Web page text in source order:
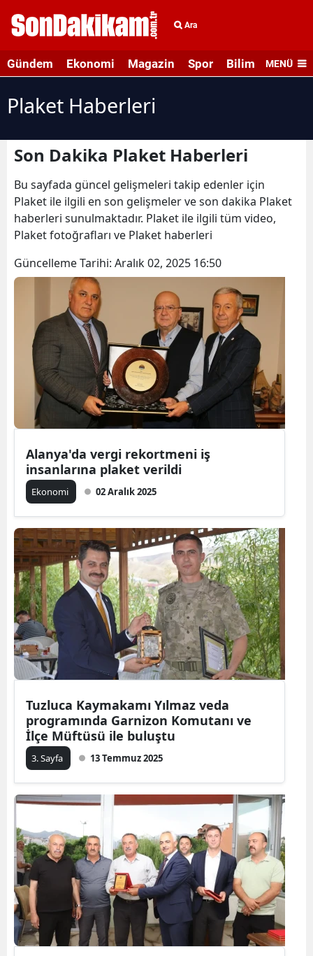
Ara
Gündem Ekonomi Magazin Spor Bilim veMENÜ
Plaket Haberleri
Son Dakika Plaket Haberleri
Bu sayfada güncel gelişmeleri takip edenler için
Plaket ile ilgili en son gelişmeler ve son dakika Plaket
haberleri sunulmaktadır. Plaket ile ilgili tüm video,
Plaket fotoğrafları ve Plaket haberleri
Güncelleme Tarihi: Aralık 02, 2025 16:50
Alanya'da vergi rekortmeni iş
insanlarına plaket verildi
Ekonomi 02 Aralık 2025
Tuzluca Kaymakamı Yılmaz veda
programında Garnizon Komutanı ve
İlçe Müftüsü ile buluştu
3. Sayfa 13 Temmuz 2025